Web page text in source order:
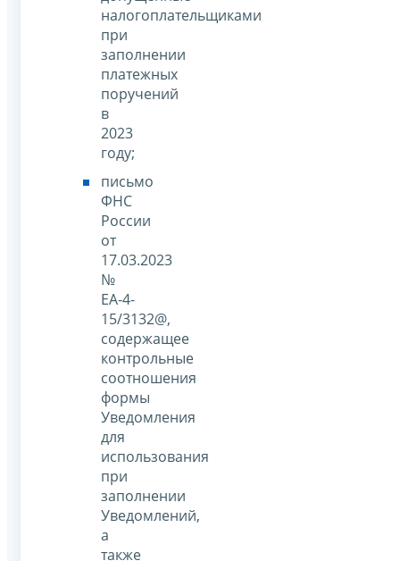
налогоплательщиками
при
заполнении
платежных
поручений
в
2023
году;
письмо
ФНС
России
от
17.03.2023
№
ЕА-4-
15/3132@,
содержащее
контрольные
соотношения
формы
Уведомления
для
использования
при
заполнении
Уведомлений,
а
также